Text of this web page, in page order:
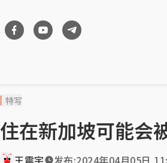
特写
住在新加坡可能会
王震宇 发布:2024年04月05日